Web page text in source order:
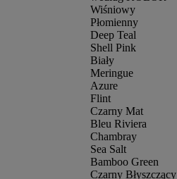
Wiśniowy
Płomienny
Deep Teal
Shell Pink
Biały
Meringue
Azure
Flint
Czarny Mat
Bleu Riviera
Chambray
Sea Salt
Bamboo Green
Czarny Błyszczący